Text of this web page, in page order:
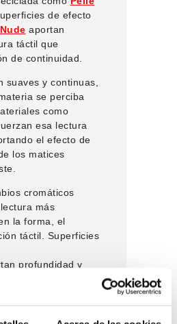
de efecto
aportan
táctil que
de continuidad.
suaves y continuas,
se perciba
como
esa lectura
el efecto de
los matices
cromáticos
más
la forma, el
táctil. Superficies
profundidad y
armonía visual
que la simplicidad